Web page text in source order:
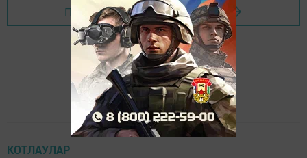
Перейти на страницу новости
КОТЛАУЛАР